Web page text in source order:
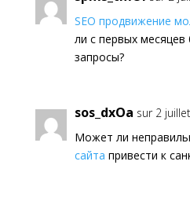
SEO продвижение
ли с первых
запросы?
sos_dxOa sur 2
Может ли
сайта привести к